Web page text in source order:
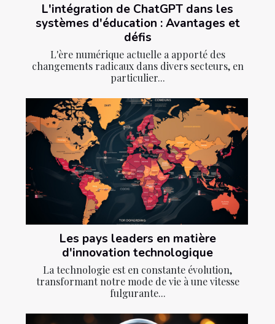
L'intégration de ChatGPT dans les
systèmes d'éducation : Avantages et
défis
L'ère numérique actuelle a apporté des
changements radicaux dans divers secteurs, en
particulier...
Les pays leaders en matière
d'innovation technologique
La technologie est en constante évolution,
transformant notre mode de vie à une vitesse
fulgurante...